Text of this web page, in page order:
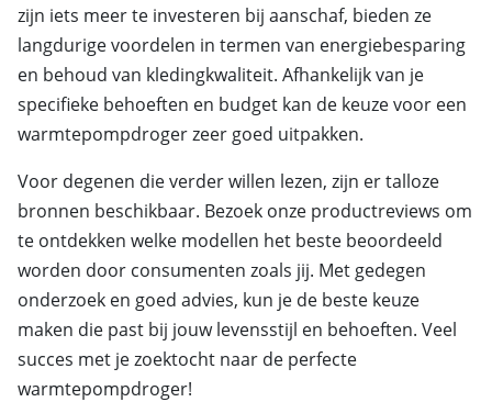
zijn iets meer te investeren bij aanschaf, bieden ze
langdurige voordelen in termen van energiebesparing
en behoud van kledingkwaliteit. Afhankelijk van je
specifieke behoeften en budget kan de keuze voor een
warmtepompdroger zeer goed uitpakken.
Voor degenen die verder willen lezen, zijn er talloze
bronnen beschikbaar. Bezoek onze productreviews om
te ontdekken welke modellen het beste beoordeeld
worden door consumenten zoals jij. Met gedegen
onderzoek en goed advies, kun je de beste keuze
maken die past bij jouw levensstijl en behoeften. Veel
succes met je zoektocht naar de perfecte
warmtepompdroger!